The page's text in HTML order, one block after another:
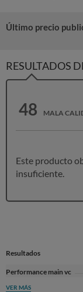
Último precio
RESULTADOS
48 MALA
Este producto
insuficiente.
Resultados
Performance main vc
VER MÁS